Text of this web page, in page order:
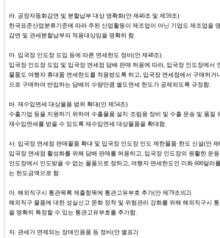
라. 공장자동화감면 및 분할납부 대상 명확화(안 제46조 및 제59조)
한국표준산업분류기준에 따라 주된 산업활동이 제조업이 아닌 기업도 제조업을
감면 및 관세분할납부의 적용대상임을 명확히 함.
마. 입국장 인도장 도입 등에 따른 면세한도 정비(안 제48조)
입국장 인도장 도입 및 입국장 면세점 담배 판매 허용에 따라, 입국장 인도장에서
물품도 여행자 휴대품 면세한도를 적용받도록 하고, 입국장 면세점에서 구매하거
으로 구매하여 반입하는 담배의 수량만큼 별도면세 한도가 공제되도록 규정함.
바. 재수입면세 대상물품 범위 확대(안 제54조)
수출기업 등을 지원하기 위하여 수출물품 설치·조립용 장비 및 수출 운송 및 품질
재수입면세를 받을 수 있도록 재수입면세 대상물품을 확대함.
사. 입국장 면세점 판매물품 확대 및 입국장 인도장 인도 제한물품·한도 신설(안 제
입국장 면세점 활성화를 위해 담배 판매를 허용하고, 입국장 인도장의 원활한 운
인도장에서 인도받을 수 없는 물품으로 정하고, 여행자 면세한도인 미화 600달러
는 한도금액으로 함.
아. 해외직구시 통관목록 제출항목에 통관고유부호 추가(안 제79조의2)
해외직구 물품에 대한 성실신고 문화 정착 및 위험관리 강화를 위해 해외직구시
을 명확히 특정할 수 있는 통관고유부호를 추가함.
자. 관세가 면제되는 장애인용품 등 정비(안 별표2)